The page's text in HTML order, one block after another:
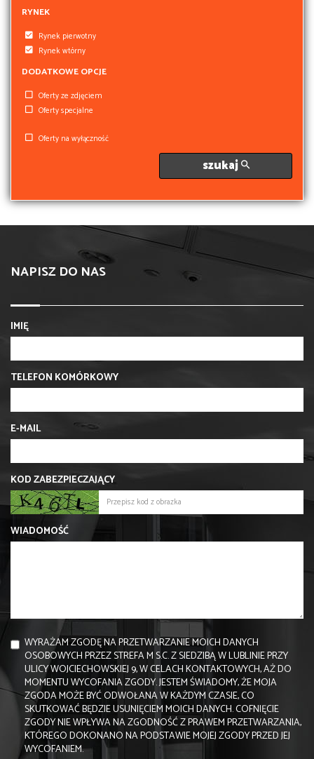
RYNEK
Rynek pierwotny
Rynek wtórny
DODATKOWE OPCJE
Oferty ze zdjęciem
Oferty specjalne
Oferty na wyłączność
szukaj
NAPISZ DO NAS
IMIĘ
TELEFON KOMÓRKOWY
E-MAIL
KOD ZABEZPIECZAJĄCY
WIADOMOŚĆ
WYRAŻAM ZGODĘ NA PRZETWARZANIE MOICH DANYCH
OSOBOWYCH PRZEZ STREFA M S.C. Z SIEDZIBĄ W LUBLINIE PRZY
ULICY WOJCIECHOWSKIEJ 9, W CELACH KONTAKTOWYCH, AŻ DO
MOMENTU WYCOFANIA ZGODY. JESTEM ŚWIADOMY, ŻE MOJA
ZGODA MOŻE BYĆ ODWOŁANA W KAŻDYM CZASIE, CO
SKUTKOWAĆ BĘDZIE USUNIĘCIEM MOICH DANYCH. COFNIĘCIE
ZGODY NIE WPŁYWA NA ZGODNOŚĆ Z PRAWEM PRZETWARZANIA,
KTÓREGO DOKONANO NA PODSTAWIE MOJEJ ZGODY PRZED JEJ
WYCOFANIEM.